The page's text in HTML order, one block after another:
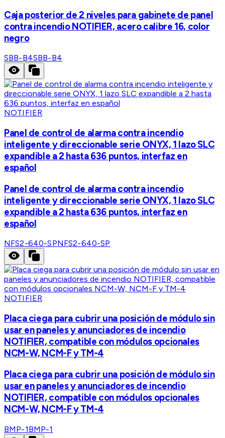
Caja posterior de 2 niveles para gabinete de panel
contra incendio NOTIFIER, acero calibre 16, color
negro
SBB-B4SBB-B4
NOTIFIER
Panel de control de alarma contra incendio
inteligente y direccionable serie ONYX, 1 lazo SLC
expandible a 2 hasta 636 puntos, interfaz en
español
Panel de control de alarma contra incendio
inteligente y direccionable serie ONYX, 1 lazo SLC
expandible a 2 hasta 636 puntos, interfaz en
español
NFS2-640-SPNFS2-640-SP
NOTIFIER
Placa ciega para cubrir una posición de módulo sin
usar en paneles y anunciadores de incendio
NOTIFIER, compatible con módulos opcionales
NCM-W, NCM-F y TM-4
Placa ciega para cubrir una posición de módulo sin
usar en paneles y anunciadores de incendio
NOTIFIER, compatible con módulos opcionales
NCM-W, NCM-F y TM-4
BMP-1BMP-1